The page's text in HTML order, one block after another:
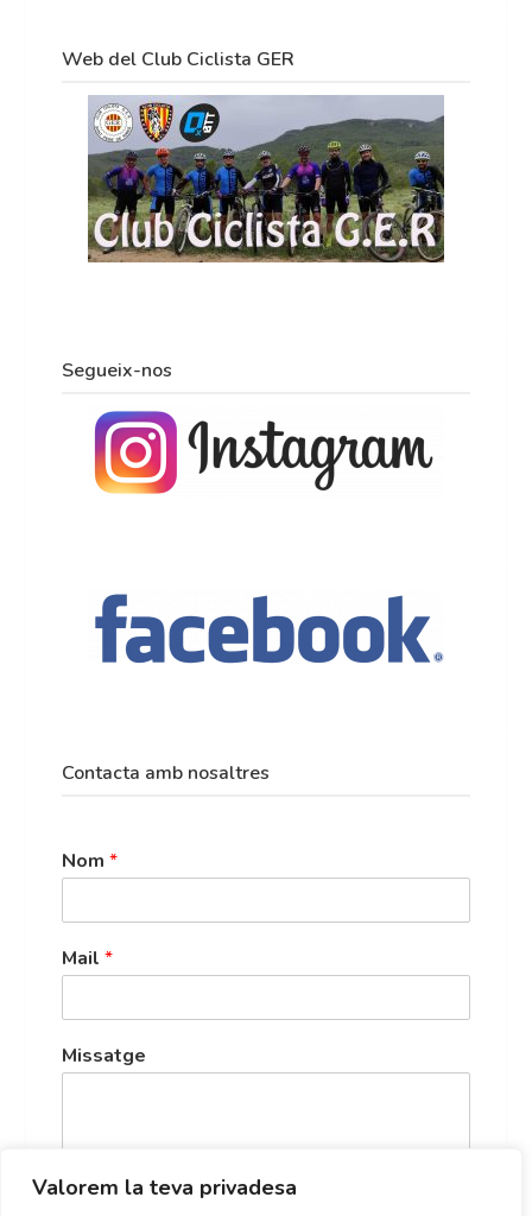
Valorem la teva privadesa
Web del Club Ciclista GER
Segueix-nos
Contacta amb nosaltres
Nom*
Mail*
Missatge